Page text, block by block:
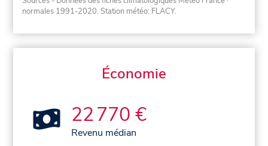
normales 1991-2020. Station météo: FLACY.
Économie
22 770 €
Revenu médian